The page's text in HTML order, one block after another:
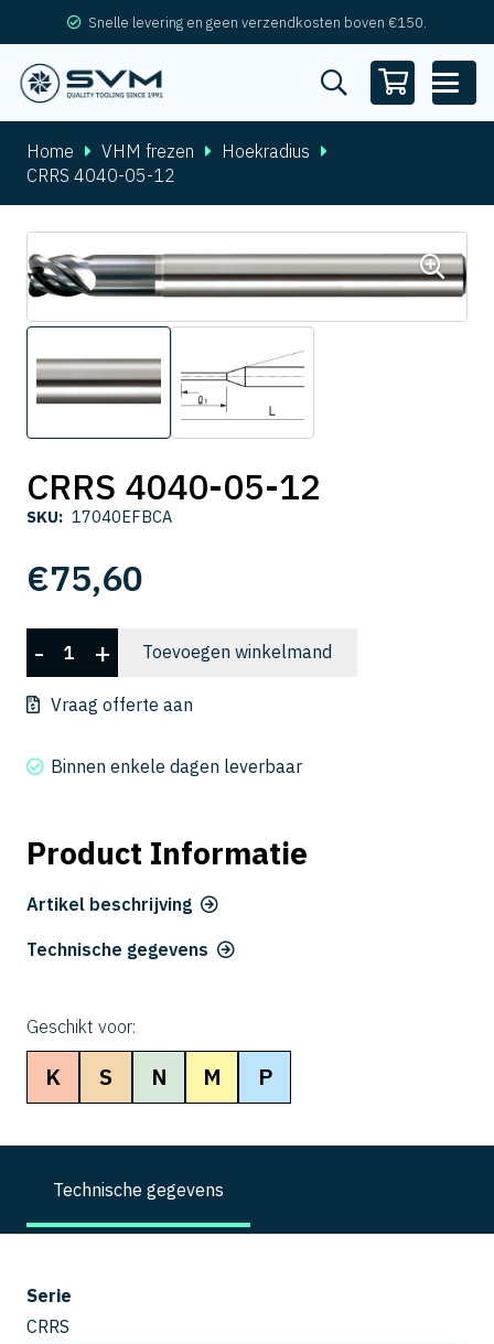
Snelle levering en geen verzendkosten boven €150.
Home VHM frezen
Hoekradius
CRRS 4040-05-12
CRRS 4040-05-12
SKU: 17040EFBCA
€75,60
CRRS
4040-
05-
aantal
- + Toevoegen winkelmand
Vraag offerte aan
Binnen enkele dagen leverbaar
Product Informatie
Artikel beschrijving
Technische gegevens
Geschikt voor:
K S N M P
Technische gegevens
Serie
CRRS